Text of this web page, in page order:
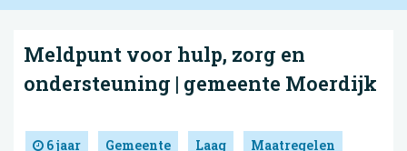
Meldpunt voor hulp, zorg en
ondersteuning | gemeente Moerdijk
6 jaar Gemeente Laag Maatregelen